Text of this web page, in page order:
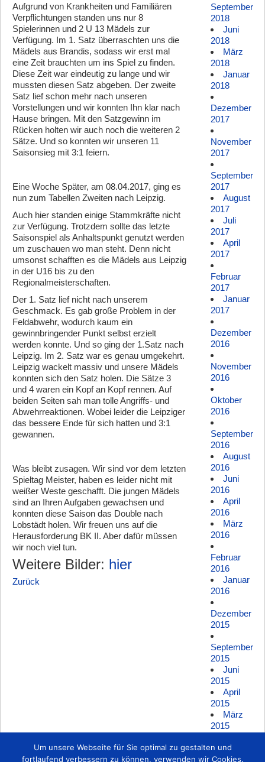
Aufgrund von Krankheiten und Familiären
Verpflichtungen standen uns nur 8
Spielerinnen und 2 U 13 Mädels zur
Verfügung. Im 1. Satz überraschten uns die
Mädels aus Brandis, sodass wir erst mal
eine Zeit brauchten um ins Spiel zu finden.
Diese Zeit war eindeutig zu lange und wir
mussten diesen Satz abgeben. Der zweite
Satz lief schon mehr nach unseren
Vorstellungen und wir konnten Ihn klar nach
Hause bringen. Mit den Satzgewinn im
Rücken holten wir auch noch die weiteren 2
Sätze. Und so konnten wir unseren 11
Saisonsieg mit 3:1 feiern.
Eine Woche Später, am 08.04.2017, ging es
nun zum Tabellen Zweiten nach Leipzig.
Auch hier standen einige Stammkräfte nicht
zur Verfügung. Trotzdem sollte das letzte
Saisonspiel als Anhaltspunkt genutzt werden
um zuschauen wo man steht. Denn nicht
umsonst schafften es die Mädels aus Leipzig
in der U16 bis zu den
Regionalmeisterschaften.
Der 1. Satz lief nicht nach unserem
Geschmack. Es gab große Problem in der
Feldabwehr, wodurch kaum ein
gewinnbringender Punkt selbst erzielt
werden konnte. Und so ging der 1.Satz nach
Leipzig. Im 2. Satz war es genau umgekehrt.
Leipzig wackelt massiv und unsere Mädels
konnten sich den Satz holen. Die Sätze 3
und 4 waren ein Kopf an Kopf rennen. Auf
beiden Seiten sah man tolle Angriffs- und
Abwehrreaktionen. Wobei leider die Leipziger
das bessere Ende für sich hatten und 3:1
gewannen.
Was bleibt zusagen. Wir sind vor dem letzten
Spieltag Meister, haben es leider nicht mit
weißer Weste geschafft. Die jungen Mädels
sind an Ihren Aufgaben gewachsen und
konnten diese Saison das Double nach
Lobstädt holen. Wir freuen uns auf die
Herausforderung BK II. Aber dafür müssen
wir noch viel tun.
Weitere Bilder: hier
Zurück
September
2018
Juni
2018
März
2018
Januar
2018
Dezember
2017
November
2017
September
2017
August
2017
Juli
2017
April
2017
Februar
2017
Januar
2017
Dezember
2016
November
2016
Oktober
2016
September
2016
August
2016
Juni
2016
April
2016
März
2016
Februar
2016
Januar
2016
Dezember
2015
September
2015
Juni
2015
April
2015
März
2015
Februar
2015
Um unsere Webseite für Sie optimal zu gestalten und
fortlaufend verbessern zu können, verwenden wir Cookies.